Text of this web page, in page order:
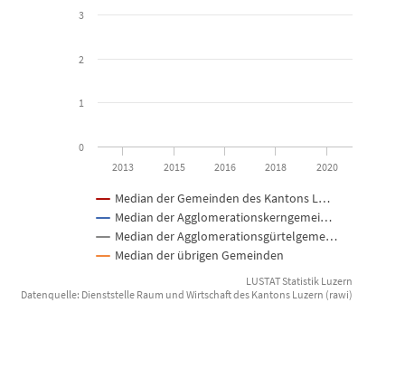
The chart has 1 Y axis displaying Erschliessungsqualität. Data
Median der Gemeinden des Kantons L…
Median der Agglomerationskerngemei…
Median der Agglomerationsgürtelgeme…
Median der übrigen Gemeinden
2013 2015 2016 2018 2020
0
1
2
3
LUSTAT Statistik Luzern
Datenquelle: Dienststelle Raum und Wirtschaft des Kantons Luzern (rawi)